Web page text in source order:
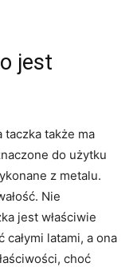
jest
taczka także ma
do użytku
z metalu.
Nie
jest właściwie
latami, a ona
choć